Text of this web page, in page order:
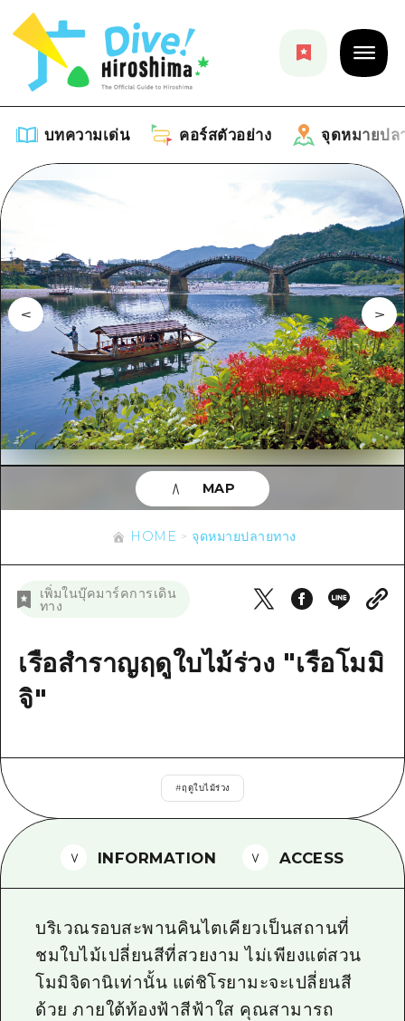
บทความเด่น คอร์สตัวอย่าง จุดหมายปล
รายการ
คำแนะนำ
ศิลปะ
งานอีเว้นท์ / เทศกาล
อาหารรสเลิศ / สุรา
การปั่นจักรยาน
ช้อปปิ้ง
กีฬา
สถานบันเทิงยามค่ำคืน
มาตรฐาน
ธรรมชาติ
คอร์สตัวอย่าง
รายการ
คู่มือ Dive! Hiroshima
ฮิโรชิม่า โมชิ โมชิ ทราเวล
บริเวณรอบเมืองฮิโรชิม่า
อากิ
บิงโก
บริเวณรอบๆ มิยาจิมะ
จุดหมายปลายทาง
รายการ
บริเวณรอบเมืองฮิโรชิม่า
อากิ
บิงโก
บิโฮคุ
เกโฮคุ
จังหวัดเอฮิเมะ
ชิมาเนะ
อีเว้นท์
ข้อมูลตามฤดูกาล
ข้อมูลที่เป็นประโยชน์
รายการ
เข้าถึงเข้าถึง
สรุปการจราจรรอง
ตั๋วเที่ยวคุ้มค่าตั๋วเที่ยวคุ้มค่า
TRAVELPAL International
คำถามที่พบบ่อย
ดาวน์โหลดรูปภาพ
ข้อมูลการขนส่งระหว่างเกิดภัยพิบัติ
ข่าว
HOME จุดหมายปลายทาง
เพิ่มในบุ๊คมาร์คการเดิน
ทาง
เรือสำราญฤดูใบไม้ร่วง "เรือโมมิ
จิ"
#ฤดูใบไม้ร่วง
MAP
INFORMATION ACCESS
บริเวณรอบสะพานคินไตเคียวเป็นสถานที่
ชมใบไม้เปลี่ยนสีที่สวยงาม ไม่เพียงแต่สวน
โมมิจิดานิเท่านั้น แต่ชิโรยามะจะเปลี่ยนสี
ด้วย ภายใต้ท้องฟ้าสีฟ้าใส คุณสามารถ